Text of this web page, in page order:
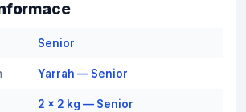
Senior
Yarrah — Senior
2 x 2 kg — Senior